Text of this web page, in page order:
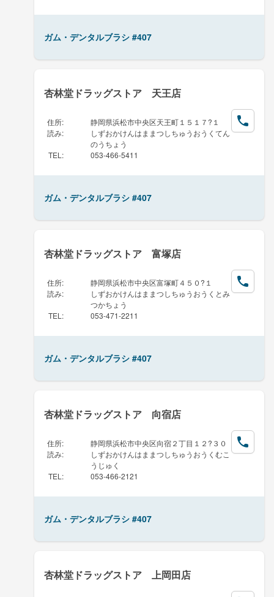
ガム・デンタルブラシ #407
杏林堂ドラッグストア 天王店
住所:
静岡県浜松市中央区天王町１５１７?１
読み:
しずおかけんはままつしちゅうおうくてん
のうちょう
TEL : 053-466-5411
ガム・デンタルブラシ #407
杏林堂ドラッグストア 富塚店
住所:
静岡県浜松市中央区富塚町４５０?１
読み:
しずおかけんはままつしちゅうおうくとみ
つかちょう
TEL : 053-471-2211
ガム・デンタルブラシ #407
杏林堂ドラッグストア 向宿店
住所:
静岡県浜松市中央区向宿２丁目１２?３０
読み:
しずおかけんはままつしちゅうおうくむこ
うじゅく
TEL : 053-466-2121
ガム・デンタルブラシ #407
杏林堂ドラッグストア 上岡田店